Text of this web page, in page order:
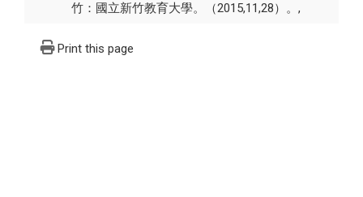
竹：國立新竹教育大學。（2015,11,28）。,
Print this page